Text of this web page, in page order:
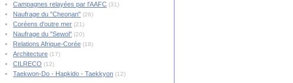
Campagnes relayées par l'AAFC (31)
Naufrage du "Cheonan" (26)
Coréens d'outre mer (21)
Naufrage du "Sewol" (20)
Relations Afrique-Corée (18)
Architecture (17)
CILRECO (12)
Taekwon-Do - Hapkido - Taekkyon (12)